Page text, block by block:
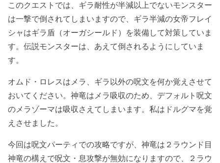
このクエストでは、ギラ耐性が半減以上でないモンスター
は一撃で倒されてしまいますので、ギラ半減の女帝フレイ
シャはギラ盾（オーガシールド）を装備して対策していま
す。伝説モンスターは、あえて倒されるようにしていま
す。
オムド・ロレスはメラ、ギラ以外の呪文を何か覚えさせて
おいてください。神竜はメラ吸収のため、デフォルト呪文
のメラゾーマは吸収さえてしまいます。私はドルグマを覚
えさせました。
今回は呪文パーティでの攻略ですが、神竜は２ラウンド目
神竜の構えで呪文・息攻撃が無効になりますので、２ラウ